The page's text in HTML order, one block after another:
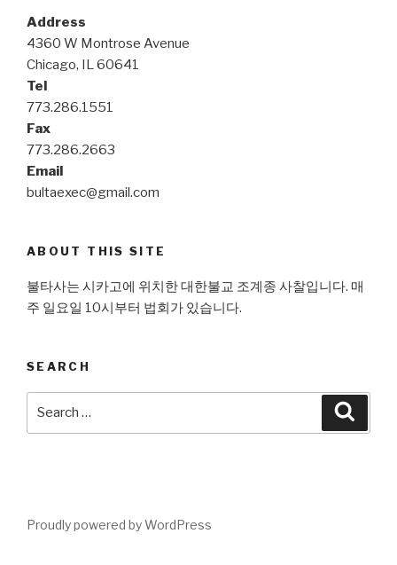
Address
4360 W Montrose Avenue
Chicago, IL 60641
Tel
773.286.1551
Fax
773.286.2663
Email
bultaexec@gmail.com
ABOUT THIS SITE
불타사는 시카고에 위치한 대한불교 조계종 사찰입니다. 매
주 일요일 10시부터 법회가 있습니다.
SEARCH
Proudly powered by WordPress